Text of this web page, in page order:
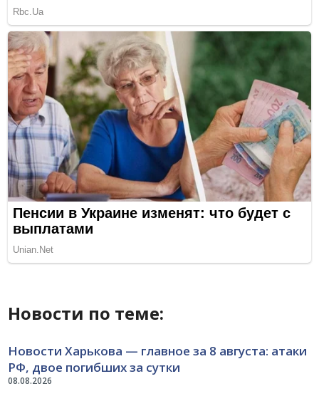
Новости по теме:
08.08.2026
Новости Харькова — главное за 8 августа: атаки
РФ, двое погибших за сутки